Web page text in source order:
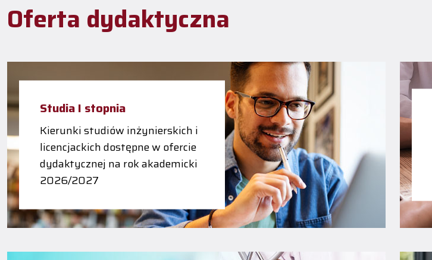
Oferta dydaktyczna
Studia I stopnia
Kierunki studiów inżynierskich i
licencjackich dostępne w ofercie
dydaktycznej na rok akademicki
2026/2027